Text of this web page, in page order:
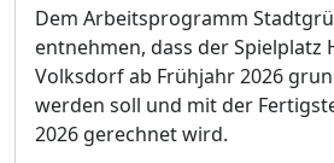
Dem Arbeitsprogramm Stadtgrü
entnehmen, dass der Spielplatz
Volksdorf ab Frühjahr 2026
werden soll und mit der
2026 gerechnet wird.